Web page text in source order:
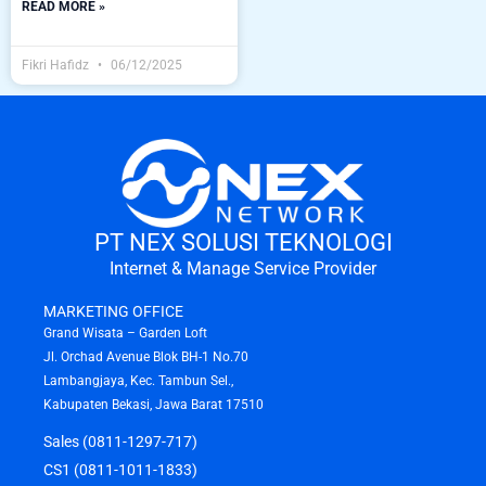
READ MORE »
Fikri Hafidz 06/12/2025
PT NEX SOLUSI TEKNOLOGI
Internet & Manage Service Provider
MARKETING OFFICE
Grand Wisata – Garden Loft
Jl. Orchad Avenue Blok BH-1 No.70
Lambangjaya, Kec. Tambun Sel.,
Kabupaten Bekasi, Jawa Barat 17510
Sales (0811-1297-717)
CS1 (0811-1011-1833)